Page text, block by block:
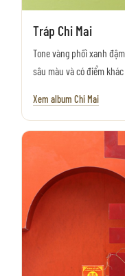
Tráp Chi Mai
Tone vàng phối xanh
sâu màu và có điểm
Xem album Chi Mai